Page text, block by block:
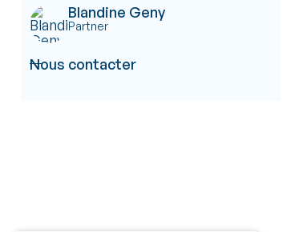
Blandine Geny
Partner
Nous contacter